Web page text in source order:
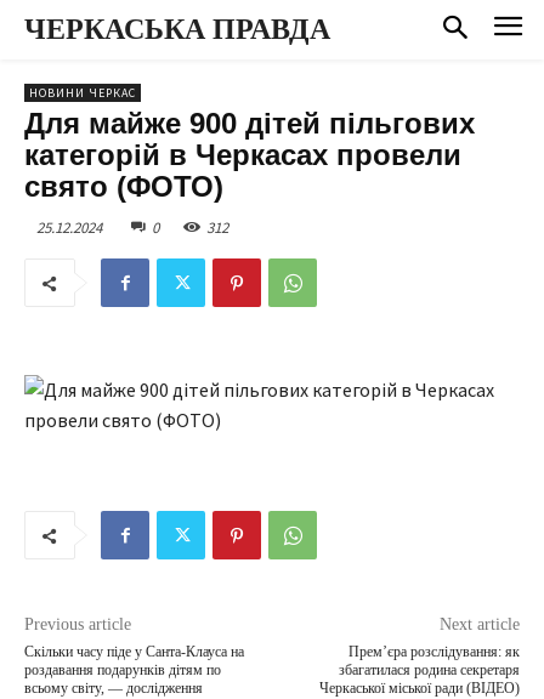
ЧЕРКАСЬКА ПРАВДА
НОВИНИ ЧЕРКАС
Для майже 900 дітей пільгових
категорій в Черкасах провели
свято (ФОТО)
25.12.2024 0 312
Previous article
Скільки часу піде у Санта-Клауса на
роздавання подарунків дітям по
всьому світу, — дослідження
Next article
Прем’єра розслідування: як
збагатилася родина секретаря
Черкаської міської ради (ВІДЕО)